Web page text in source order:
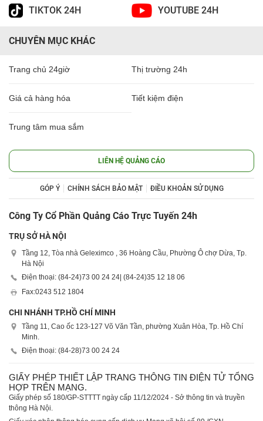
TIKTOK 24H YOUTUBE 24H
CHUYÊN MỤC KHÁC
Trang chủ 24giờ Thị trường 24h
Giá cả hàng hóa Tiết kiệm điện
Trung tâm mua sắm
LIÊN HỆ QUẢNG CÁO
GÓP Ý CHÍNH SÁCH BẢO MẬT ĐIỀU KHOẢN SỬ DỤNG
Công Ty Cổ Phần Quảng Cáo Trực Tuyến 24h
TRỤ SỞ HÀ NỘI
Tầng 12, Tòa nhà Geleximco , 36 Hoàng Cầu, Phường Ô chợ Dừa, Tp.
Hà Nội
Điện thoại: (84-24)73 00 24 24| (84-24)35 12 18 06
Fax:0243 512 1804
CHI NHÁNH TP.HỒ CHÍ MINH
Tầng 11, Cao ốc 123-127 Võ Văn Tần, phường Xuân Hòa, Tp. Hồ Chí
Minh.
Điện thoại: (84-28)73 00 24 24
GIẤY PHÉP THIẾT LẬP TRANG THÔNG TIN ĐIỆN TỬ TỔNG
HỢP TRÊN MẠNG.
Giấy phép số 180/GP-STTTT ngày cấp 11/12/2024 - Sở thông tin và truyền
thông Hà Nội.